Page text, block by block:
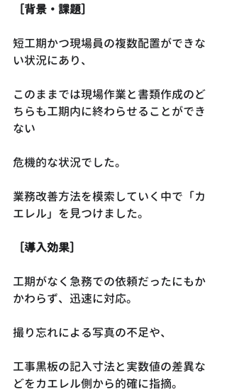
［背景・課題］
短工期かつ現場員の複数配置ができな
い状況にあり、
このままでは現場作業と書類作成のど
ちらも工期内に終わらせることができ
ない
危機的な状況でした。
業務改善方法を模索していく中で「カ
エレル」を見つけました。
［導入効果］
工期がなく急務での依頼だったにもか
かわらず、迅速に対応。
撮り忘れによる写真の不足や、
工事黒板の記入寸法と実数値の差異な
どをカエレル側から的確に指摘。